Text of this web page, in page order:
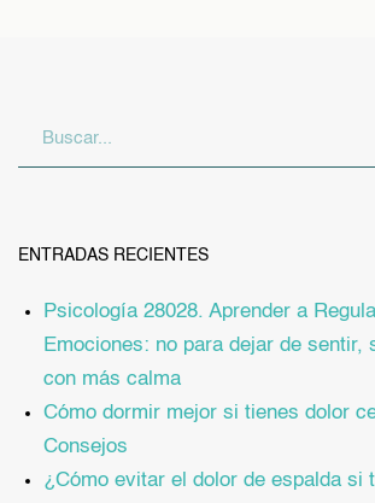
ENTRADAS RECIENTES
Psicología 28028. Aprender a
Emociones: no para dejar de sentir,
con más calma
Cómo dormir mejor si tienes dolor
Consejos
¿Cómo evitar el dolor de espalda si